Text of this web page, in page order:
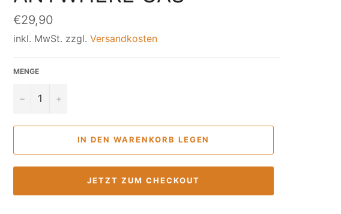
Normaler
Preis
€29,90
inkl. MwSt. zzgl. Versandkosten
MENGE
− +
IN DEN WARENKORB LEGEN
JETZT ZUM CHECKOUT